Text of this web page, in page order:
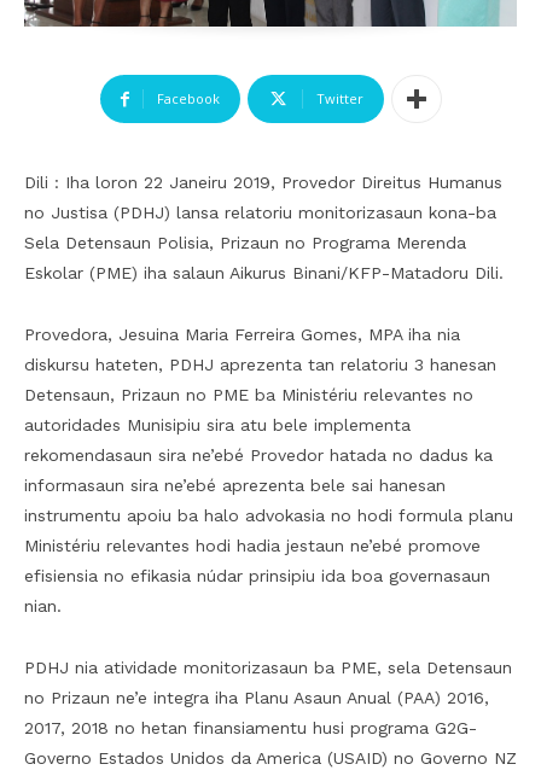
Facebook Twitter
Dili : Iha loron 22 Janeiru 2019, Provedor Direitus Humanus
no Justisa (PDHJ) lansa relatoriu monitorizasaun kona-ba
Sela Detensaun Polisia, Prizaun no Programa Merenda
Eskolar (PME) iha salaun Aikurus Binani/KFP-Matadoru Dili.
Provedora, Jesuina Maria Ferreira Gomes, MPA iha nia
diskursu hateten, PDHJ aprezenta tan relatoriu 3 hanesan
Detensaun, Prizaun no PME ba Ministériu relevantes no
autoridades Munisipiu sira atu bele implementa
rekomendasaun sira ne’ebé Provedor hatada no dadus ka
informasaun sira ne’ebé aprezenta bele sai hanesan
instrumentu apoiu ba halo advokasia no hodi formula planu
Ministériu relevantes hodi hadia jestaun ne’ebé promove
efisiensia no efikasia núdar prinsipiu ida boa governasaun
nian.
PDHJ nia atividade monitorizasaun ba PME, sela Detensaun
no Prizaun ne’e integra iha Planu Asaun Anual (PAA) 2016,
2017, 2018 no hetan finansiamentu husi programa G2G-
Governo Estados Unidos da America (USAID) no Governo NZ